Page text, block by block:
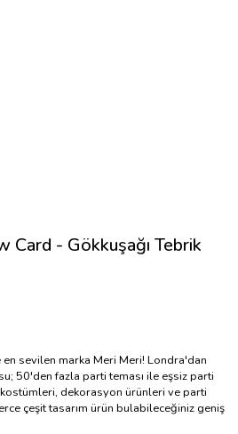
Card - Gökkuşağı Tebrik
sevilen marka Meri Meri! Londra'dan
50'den fazla parti teması ile eşsiz parti
dekorasyon ürünleri ve parti
çeşit tasarım ürün bulabileceğiniz geniş